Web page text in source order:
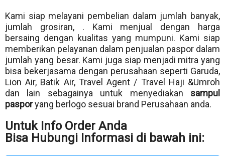
Kami siap melayani pembelian dalam jumlah banyak,
jumlah grosiran, . Kami menjual dengan harga
bersaing dengan kualitas yang mumpuni. Kami siap
memberikan pelayanan dalam penjualan paspor dalam
jumlah yang besar. Kami juga siap menjadi mitra yang
bisa bekerjasama dengan perusahaan seperti Garuda,
Lion Air, Batik Air, Travel Agent / Travel Haji &Umroh
dan lain sebagainya untuk menyediakan sampul
pasporyang berlogo sesuai brand Perusahaan anda.
Untuk Info Order Anda
Bisa Hubungi Informasi di bawah ini: